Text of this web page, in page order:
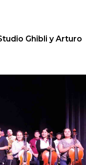
Ghibli y Arturo